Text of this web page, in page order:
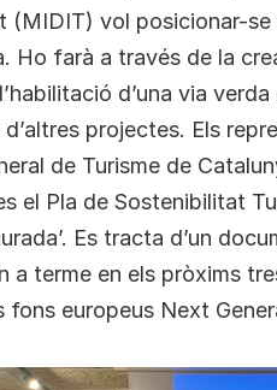
(MIDIT) vol posicionar-
Ho farà a través de la
d’una via
d’altres projectes. Els
de Turisme de
el Pla de Sostenibilitat
Es tracta d’un
a terme en els pròxims
fons europeus Next